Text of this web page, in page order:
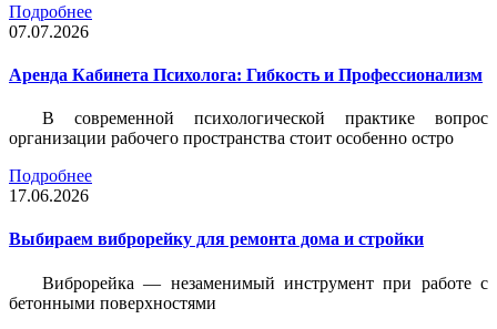
Подробнее
07.07.2026
Аренда Кабинета Психолога: Гибкость и Профессионализм
В современной психологической практике вопрос
организации рабочего пространства стоит особенно остро
Подробнее
17.06.2026
Выбираем виброрейку для ремонта дома и стройки
Виброрейка — незаменимый инструмент при работе с
бетонными поверхностями